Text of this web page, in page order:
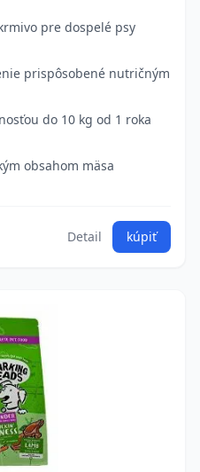
pre dospelé psy
prispôsobené nutričným
do 10 kg od 1 roka
obsahom mäsa
Detail kúpiť